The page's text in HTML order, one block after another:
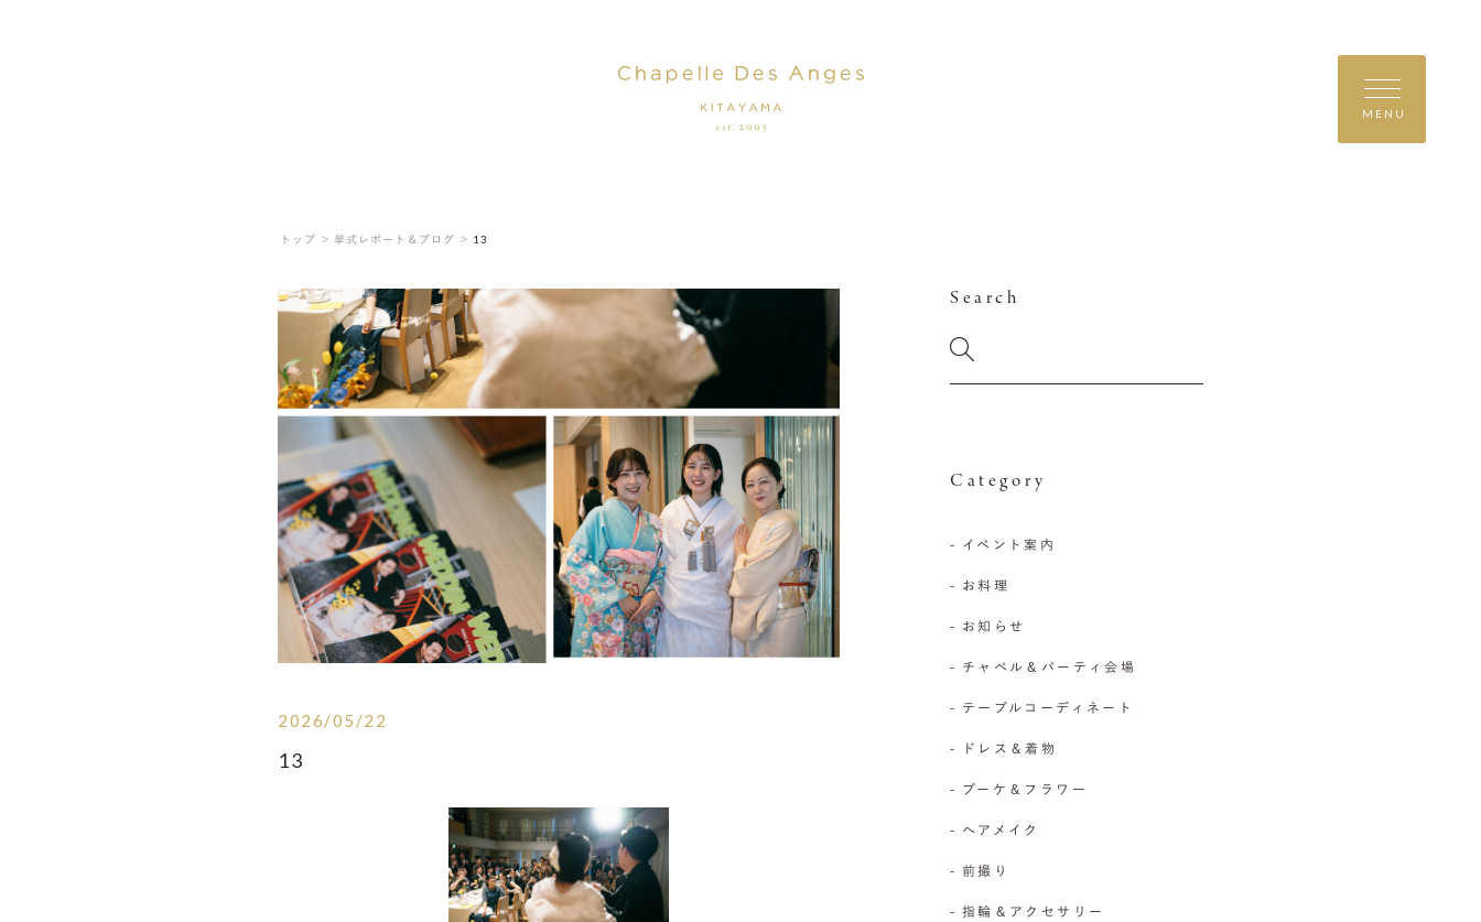
MENU
トップ ＞ 挙式レポート＆ブログ ＞ 13
2026/05/22
13
Search
Category
- イベント案内
- お料理
- お知らせ
- チャペル＆パーティ会場
- テーブルコーディネート
- ドレス＆着物
- ブーケ＆フラワー
- ヘアメイク
- 前撮り
- 指輪＆アクセサリー